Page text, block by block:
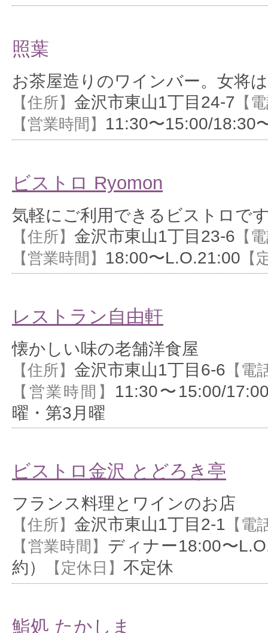
照葉
お茶屋造りのワインバー。女将
【住所】 金沢市東山1丁目24-7 【
【営業時間】 11:30〜15:00/18:30
ビストロ Ryomon
気軽にご利用できるビストロで
【住所】 金沢市東山1丁目23-6 【
【営業時間】 18:00〜L.O.21:00 【
レストラン自由軒
懐かしい味の老舗洋食屋
【住所】 金沢市東山1丁目6-6 【電
【営業時間】 11:30〜15:00/
曜・第3月曜
ビストロ金沢 とどろき亭
フランス料理とワインのお店
【住所】 金沢市東山1丁目2-1 【電
【営業時間】 ディナー18:00〜
約）
【定休日】 不定休
鮨処 たかしま